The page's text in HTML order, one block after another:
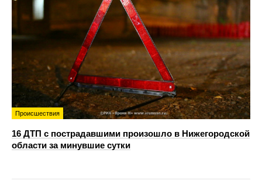
Происшествия
16 ДТП с пострадавшими произошло в Нижегородской
области за минувшие сутки